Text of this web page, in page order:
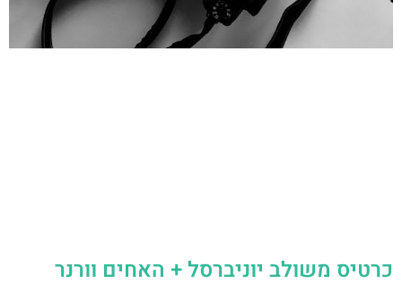
כרטיס משולב יוניברסל + האחים וורנר